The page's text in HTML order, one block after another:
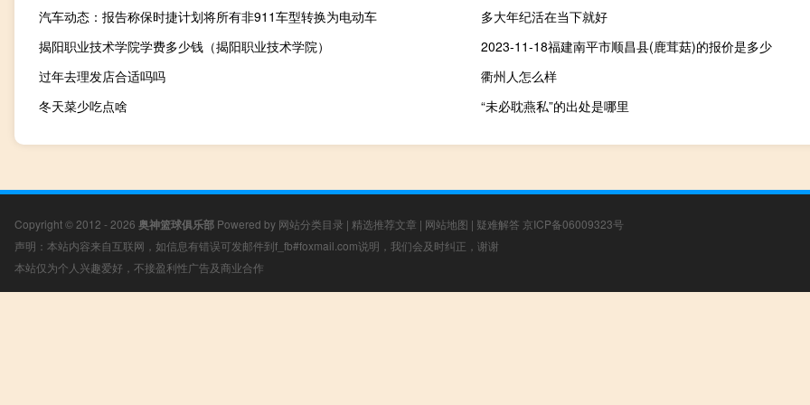
汽车动态：报告称保时捷计划将所有非911车型转换为电动车
多大年纪活在当下就好
揭阳职业技术学院学费多少钱（揭阳职业技术学院）
2023-11-18福建南平市顺昌县(鹿茸菇)的报价是多少
过年去理发店合适吗吗
衢州人怎么样
冬天菜少吃点啥
“未必耽燕私”的出处是哪里
Copyright © 2012 - 2026 奥神篮球俱乐部 Powered by 网站分类目录 | 精选推荐文章 | 网站地图 | 疑难解答 京ICP备06009323号
声明：本站内容来自互联网，如信息有错误可发邮件到f_fb#foxmail.com说明，我们会及时纠正，谢谢
本站仅为个人兴趣爱好，不接盈利性广告及商业合作